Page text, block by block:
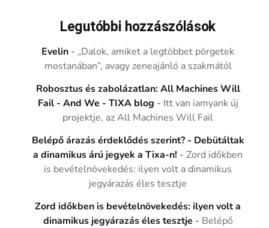
Legutóbbi hozzászólások
Evelin - „Dalok, amiket a legtöbbet pörgetek
mostanában”, avagy zeneajánló a szakmától
Robosztus és zabolázatlan: All Machines Will
Fail - And We - TIXA blog - Itt van iamyank új
projektje, az All Machines Will Fail
Belépő árazás érdeklődés szerint? - Debütáltak
a dinamikus árú jegyek a Tixa-n! -Zord időkben
is bevételnövekedés: ilyen volt a dinamikus
jegyárazás éles tesztje
Zord időkben is bevételnövekedés: ilyen volt a
dinamikus jegyárazás éles tesztje - Belépő